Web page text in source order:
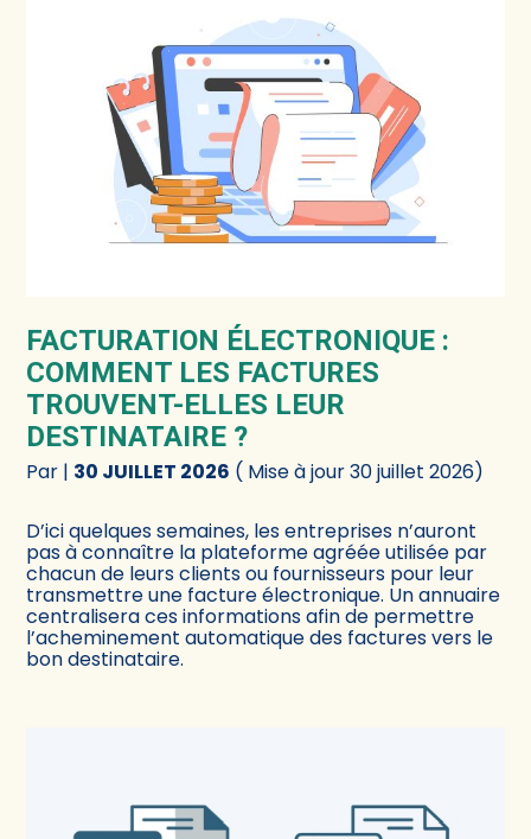
FACTURATION ÉLECTRONIQUE :
COMMENT LES FACTURES
TROUVENT-ELLES LEUR
DESTINATAIRE ?
Par | 30 JUILLET 2026 ( Mise à jour 30 juillet 2026)
D’ici quelques semaines, les entreprises n’auront
pas à connaître la plateforme agréée utilisée par
chacun de leurs clients ou fournisseurs pour leur
transmettre une facture électronique. Un annuaire
centralisera ces informations afin de permettre
l’acheminement automatique des factures vers le
bon destinataire.